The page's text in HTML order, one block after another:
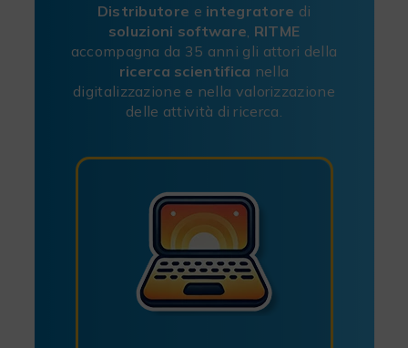
Distributore e integratore di
soluzioni software RITME
accompagna da 35 anni gli attori della
ricerca scientifica nella
digitalizzazione e nella valorizzazione
delle attività di ricerca.